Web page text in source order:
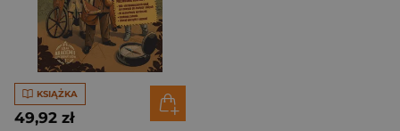
KSIĄŻKA
49,92 zł